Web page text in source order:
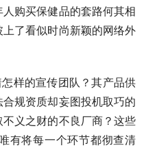
购买保健品的套路何其相
了看似时尚新颖的网络外
样的宣传团队？其产品供
规资质却妄图投机取巧的
义之财的不良厂商？这些
有将每一个环节都彻查清